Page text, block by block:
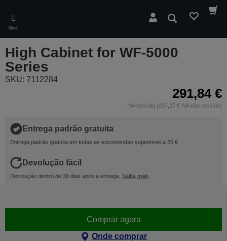
main
content
Menu
Pesquisar
High Cabinet for WF-5000
Series
SKU: 7112284
291,84 €
IVA incluído (237,27 € IVA não incluído)
Entrega padrão gratuita
Entrega padrão gratuita em todas as encomendas superiores a 25 €
Devolução fácil
Devolução dentro de 30 dias após a entrega. Saiba mais
Comprar agora
Onde comprar